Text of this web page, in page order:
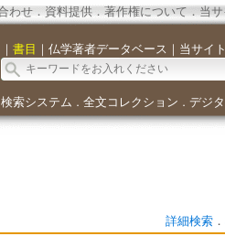
わせ． 資料提供． 著作権について．当
｜ 書目 ｜ 仏学著者データベース ｜ 当サイ
検索システム ． 全文コレクション ． デジ
詳細検索．